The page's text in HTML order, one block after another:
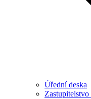
Úřední deska
Zastupitelstvo